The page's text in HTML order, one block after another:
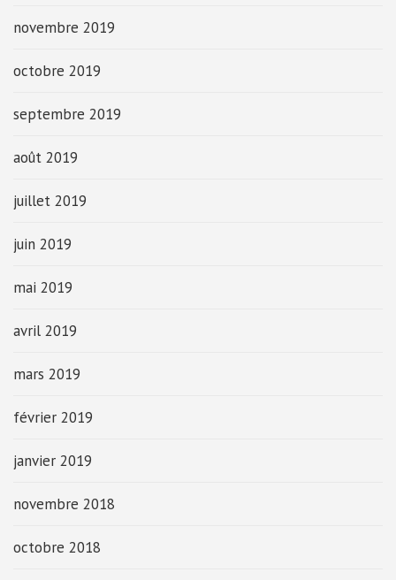
novembre 2019
octobre 2019
septembre 2019
août 2019
juillet 2019
juin 2019
mai 2019
avril 2019
mars 2019
février 2019
janvier 2019
novembre 2018
octobre 2018